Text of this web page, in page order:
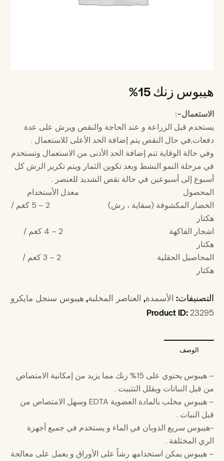
هيبوس زنك 15%
الاستعمال-:
يستخدم قبل الزراعة و عند الحاجة والنقص ويرش على عدة
دفعات,في حال النقص يتم إضافة الحد الأعلى للاستعمال .
وفي حالة الوقاية تتم إضافة الحد الأدنى من الاستعمال وتستخدم
في مرحلة النمو النشط وبعد تكوين الثمار ويتم تكرير الرش كل
أسبوع إلى أسبوعین في حالة نقص الشديد للعنصر .
المحصول معدل الأستخدام
الخضار المكشوفة (سقاية ، رش) 2 – 5 كغم /
هكتار
اشجار الفاكهة 2 – 4 كغم /
هكتار
المحاصيل الحقلية 2 – 3 كغم /
هكتار
التصنيفات:الأسمدة,العناصر المخلبة,هيبوس سنجل مايكرو
Product ID:23295
الوصف
– هيبوس يحتوي على 15% زنك مما يزيد من إمكانیة الامتصاص
من قبل النباتات ويقلل التثبیت .
– هيبوس مخلب بالمادة العضوية EDTA وسھل الامتصاص من
قبل النبات .
-هيبوس سريع الذوبان في الماء و يستخدم في جمیع أجھزة
الري المختلفة .
– هيبوس يمكن استخدامھ رشاً على الأوراق و يعمل على معالجة